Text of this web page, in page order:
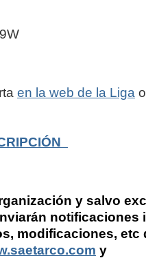
en la web de la Liga
y salvo
notificaciones
modificaciones, etc
y